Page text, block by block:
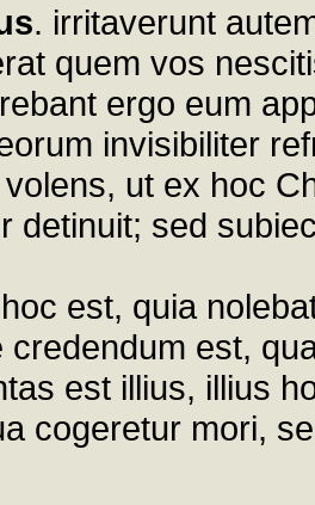
. irritaverunt
quem vos
ergo eum
invisibiliter
ut ex hoc
detinuit; sed
est, quia
credendum est,
est illius, illius
cogeretur mori,